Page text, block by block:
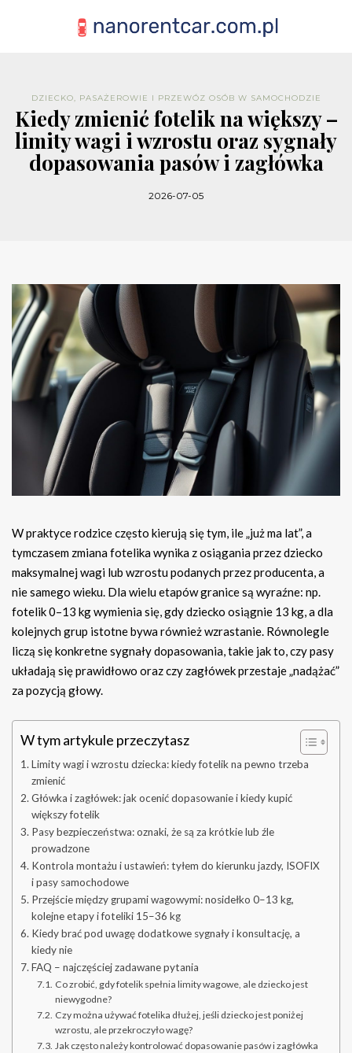
DZIECKO, PASAŻEROWIE I PRZEWÓZ OSÓB W SAMOCHODZIE
Kiedy zmienić fotelik na większy –
limity wagi i wzrostu oraz sygnały
dopasowania pasów i zagłówka
2026-07-05
W praktyce rodzice często kierują się tym, ile „już ma lat”, a
tymczasem zmiana fotelika wynika z osiągania przez dziecko
maksymalnej wagi lub wzrostu podanych przez producenta, a
nie samego wieku. Dla wielu etapów granice są wyraźne: np.
fotelik 0–13 kg wymienia się, gdy dziecko osiągnie 13 kg, a dla
kolejnych grup istotne bywa również wzrastanie. Równolegle
liczą się konkretne sygnały dopasowania, takie jak to, czy pasy
układają się prawidłowo oraz czy zagłówek przestaje „nadążać”
za pozycją głowy.
W tym artykule przeczytasz
Limity wagi i wzrostu dziecka: kiedy fotelik na pewno trzeba
zmienić
Główka i zagłówek: jak ocenić dopasowanie i kiedy kupić
większy fotelik
Pasy bezpieczeństwa: oznaki, że są za krótkie lub źle
prowadzone
Kontrola montażu i ustawień: tyłem do kierunku jazdy, ISOFIX
i pasy samochodowe
Przejście między grupami wagowymi: nosidełko 0–13 kg,
kolejne etapy i foteliki 15–36 kg
Kiedy brać pod uwagę dodatkowe sygnały i konsultację, a
kiedy nie
FAQ – najczęściej zadawane pytania
Co zrobić, gdy fotelik spełnia limity wagowe, ale dziecko jest
niewygodne?
Czy można używać fotelika dłużej, jeśli dziecko jest poniżej
wzrostu, ale przekroczyło wagę?
Jak często należy kontrolować dopasowanie pasów i zagłówka